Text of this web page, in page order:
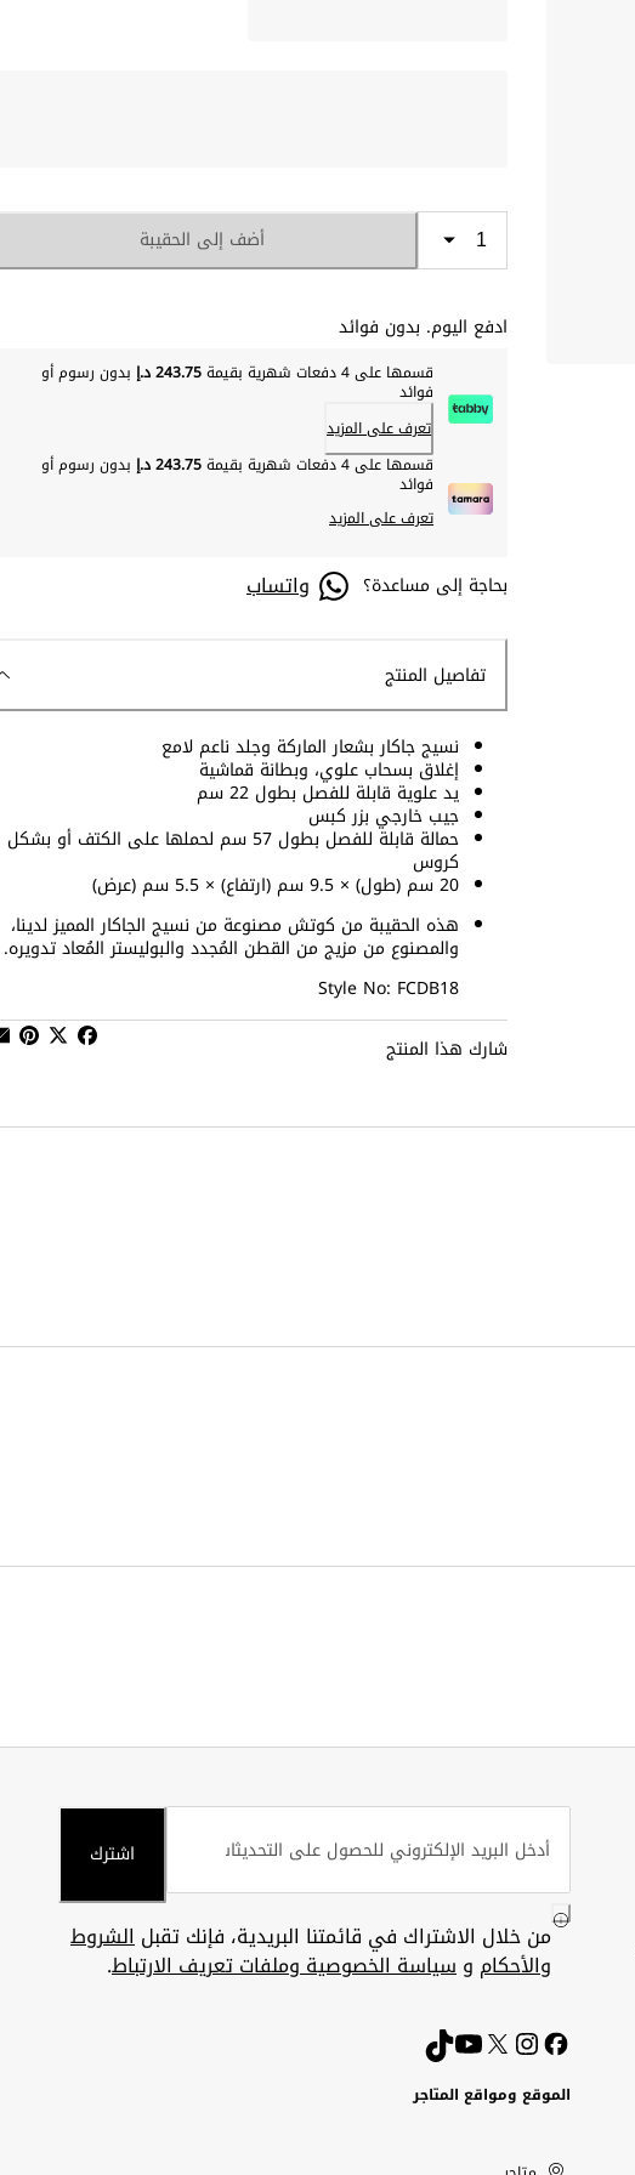
أضف إلى الحقيبة
ادفع اليوم. بدون فوائد
قسمها على 4 دفعات شهرية بقيمة 243.75 د.إ بدون رسوم أو
فوائد
تعرف على المزيد
قسمها على 4 دفعات شهرية بقيمة
243.75 د.إ بدون رسوم أو
فوائد
تعرف على المزيد
بحاجة إلى مساعدة؟ واتساب
تفاصيل المنتج
نسيج جاكار بشعار الماركة وجلد ناعم لامع
إغلاق بسحاب علوي، وبطانة قماشية
يد علوية قابلة للفصل بطول 22 سم
جيب خارجي بزر كبس
حمالة قابلة للفصل بطول 57 سم لحملها على الكتف أو بشكل
كروس
20 سم (طول) × 9.5 سم (ارتفاع) × 5.5 سم (عرض)
هذه الحقيبة من كوتش مصنوعة من نسيج الجاكار المميز لدينا،
والمصنوع من مزيج من القطن المُجدد والبوليستر المُعاد تدويره.
Style No: FCDB18
شارك هذا المنتج
اشترك
من خلال الاشتراك في قائمتنا البريدية، فإنك تقبلالشروط
والأحكام وسياسة الخصوصية وملفات تعريف الارتباط.
الموقع ومواقع المتاجر
United
Kuwait
الإمارات
الكويت